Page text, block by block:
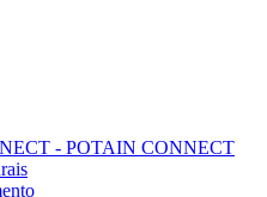
- POTAIN CONNECT